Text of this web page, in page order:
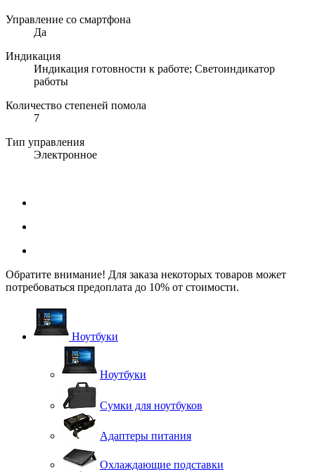
Управление со смартфона
Да
Индикация
Индикация готовности к работе; Светоиндикатор
работы
Количество степеней помола
7
Тип управления
Электронное
Обратите внимание! Для заказа некоторых товаров может
потребоваться предоплата до 10% от стоимости.
Ноутбуки
Ноутбуки
Сумки для ноутбуков
Адаптеры питания
Охлаждающие подставки